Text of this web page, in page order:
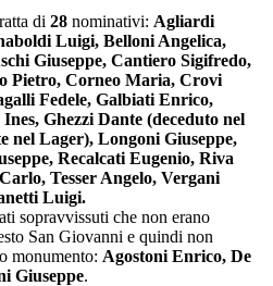
di 28 nominativi: Agliardi
Luigi, Belloni Angelica,
Giuseppe, Cantiero Sigifredo,
Pietro, Corneo Maria, Crovi
Fedele, Galbiati Enrico,
Ghezzi Dante (deceduto nel
nel Lager), Longoni Giuseppe,
Recalcati Eugenio, Riva
Tesser Angelo, Vergani
Luigi.
sopravvissuti che non erano
San Giovanni e quindi non
monumento: Agostoni Enrico, De
Giuseppe.